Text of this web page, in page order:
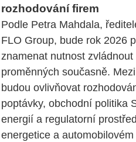
rozhodování firem
Podle Petra Mahdala,
FLO Group, bude rok 2026
znamenat nutnost
proměnných současně.
budou ovlivňovat
poptávky, obchodní politika
energií a regulatorní
energetice a